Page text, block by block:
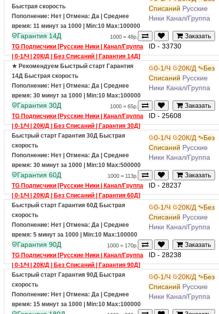
Рекомендуем Быстрый старт
Быстрая скорость
Пополнение: Нет | Отмена: Да | Среднее
время: 11 минут за 1000
| Min:10 Max:100000
1000 = 48р.
0-1/Ч 20К/Д
Без
Списаний Русские
Гарантия 14Д
TG Подписчики [Русские Ники | Канал/Группа
| 0-1/Ч | 20К/Д | Без Списаний | Гарантия 14Д]
★ Рекомендуем Быстрый старт
14Д Быстрая скорость
Пополнение: Нет | Отмена: Да | Среднее
время: 30 минут за 1000
| Min:10 Max:100000
ID - 33730
1000 = 65р.
0-1/Ч 20К/Д
Без
Списаний Русские
Гарантия 30Д
TG Подписчики [Русские Ники | Канал/Группа
| 0-1/Ч | 20К/Д | Без Списаний | Гарантия 30Д]
Быстрый старт
скорость
Пополнение: Нет | Отмена: Да | Среднее
время: 30 минут за 1000
| Min:10 Max:500000
ID - 25608
1000 = 113р.
0-1/Ч 20К/Д
Без
Списаний Русские
Гарантия 60Д
TG Подписчики [Русские Ники | Канал/Группа
| 0-1/Ч | 20К/Д | Без Списаний | Гарантия 60Д]
Быстрый старт
скорость
Пополнение: Нет | Отмена: Да | Среднее
время: 5 минут за 1000
| Min:10 Max:100000
ID - 28237
1000 = 170р.
0-1/Ч 20К/Д
Без
Списаний Русские
Гарантия 90Д
TG Подписчики [Русские Ники | Канал/Группа
| 0-1/Ч | 20К/Д | Без Списаний | Гарантия 90Д]
Быстрый старт
скорость
Пополнение: Нет | Отмена: Да | Среднее
ID - 28238
0-1/Ч 20К/Д
Без
Списаний Русские